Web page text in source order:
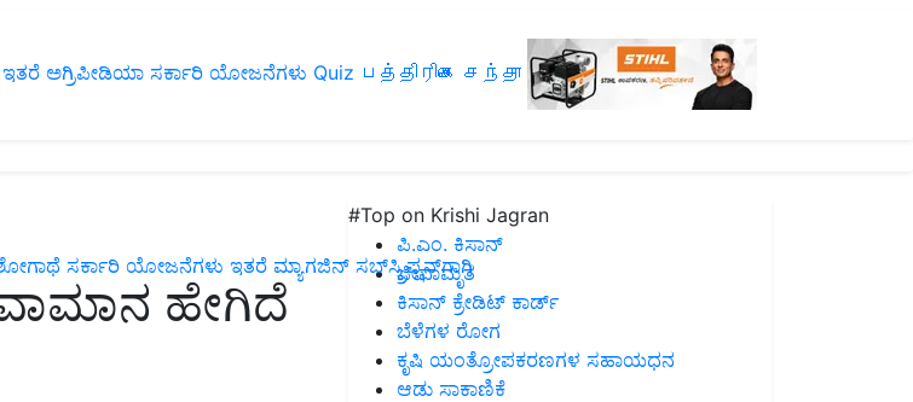
ಇತರೆ ಅಗ್ರಿಪೀಡಿಯಾ ಸರ್ಕಾರಿ ಯೋಜನೆಗಳು Quiz பத்திரிகை சந்தா
ಸರ್ಕಾರಿ ಯೋಜನೆಗಳು ಇತರೆ ಮ್ಯಾಗಜಿನ್‌ ಸಬ್‌ಸ್ಕ್ರಿಪ್ಷನ್‌ಗಾಗಿ
ಹೇಗಿದೆ
#Top on Krishi Jagran
ಪಿ.ಎಂ. ಕಿಸಾನ್
ಜೀವಾಮೃತ
ಕಿಸಾನ್ ಕ್ರೇಡಿಟ್ ಕಾರ್ಡ್
ಬೆಳೆಗಳ ರೋಗ
ಕೃಷಿ ಯಂತ್ರೋಪಕರಣಗಳ ಸಹಾಯಧನ
ಆಡು ಸಾಕಾಣಿಕೆ